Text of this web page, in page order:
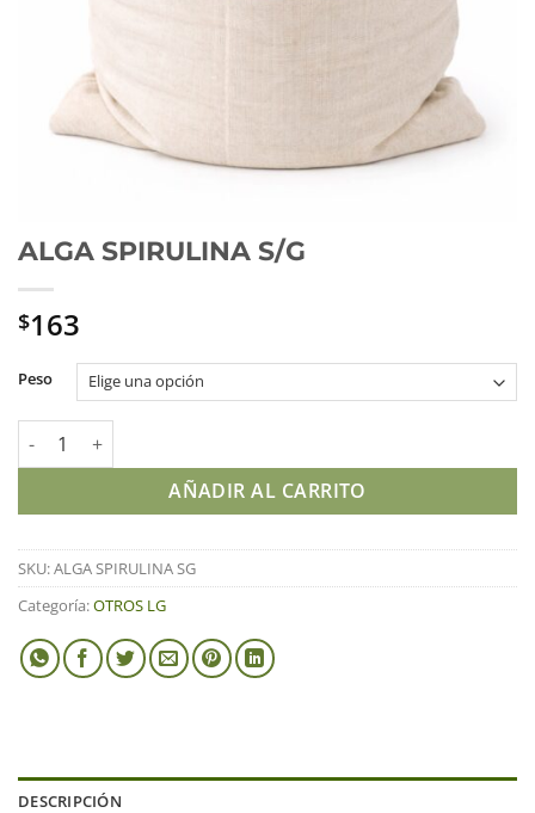
ALGA SPIRULINA S/G
$163
Peso
ALGA SPIRULINA S/G cantidad
AÑADIR AL CARRITO
SKU:ALGA SPIRULINA SG
Categoría:OTROS LG
DESCRIPCIÓN